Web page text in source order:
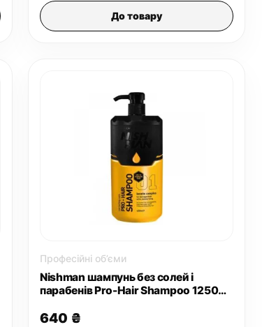
До товару
Професійні об’єми
Nishman шампунь без солей і
парабенів Pro-Hair Shampoo 1250
640 ₴